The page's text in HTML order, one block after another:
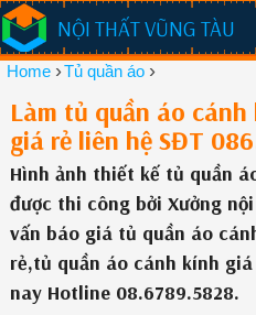
NỘI THẤT VŨNG TÀU
Home ›Tủ quần áo ›
Làm tủ quần áo
giá rẻ liên hệ SĐT
Hình ảnh thiết kế tủ quần
được thi công bởi Xưởng
vấn báo giá tủ quần áo
rẻ,tủ quần áo cánh kính
nay Hotline 08.6789.5828.